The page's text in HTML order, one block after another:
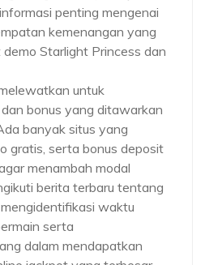
penting mengenai
kemenangan yang
Starlight Princess dan
untuk
bonus yang ditawarkan
banyak situs yang
gratis, serta bonus deposit
menambah modal
berita terbaru tentang
waktu
serta
dalam mendapatkan